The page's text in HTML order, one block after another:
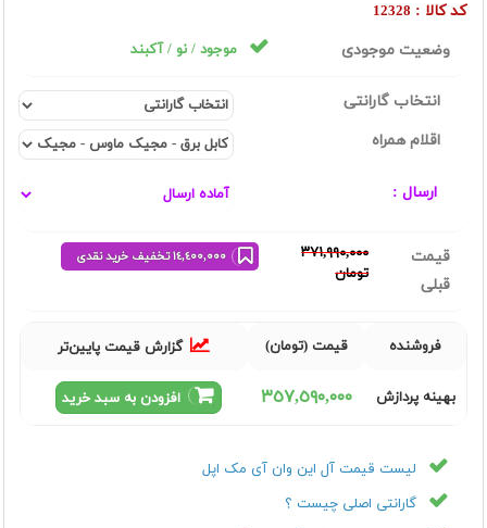
کد کالا : 12328
وضعیت موجودی موجود / نو / آکبند
انتخاب گارانتی
اقلام همراه
ارسال :
قیمت
قبلی
٣٧١,٩٩٠,٠٠٠
تومان
فروشنده قیمت (تومان) گزارش قیمت پایین‌تر
بهینه پردازش ٣٥٧,٥٩٠,٠٠٠ افزودن به سبد خرید
لیست قیمت آل این وان آی مک اپل
گارانتی اصلی چیست ؟